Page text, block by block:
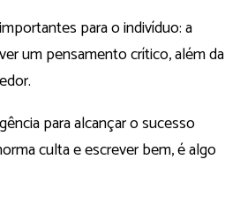
para o indivíduo: a
um pensamento crítico, além da
para alcançar o sucesso
culta e escrever bem, é algo